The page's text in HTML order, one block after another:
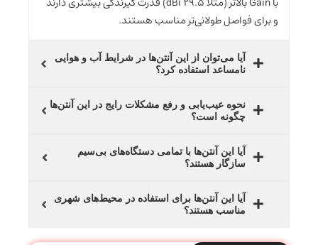
و برای فواصل طولانی‌تر مناسب هستند.
آیا می‌توان از این آنتن‌ها در شرایط آب و هوایی
نامساعد استفاده کرد؟
نحوه عیب‌یابی و رفع مشکلات رایج در این آنتن‌ها
چگونه است؟
آیا این آنتن‌ها با تمامی دستگاه‌های بی‌سیم
سازگار هستند؟
آیا این آنتن‌ها برای استفاده در محیط‌های شهری
مناسب هستند؟